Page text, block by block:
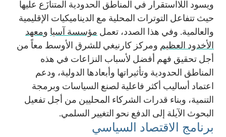
ويسود اللااستقرار في المناطق الحدودية المتنازَع عليها
حيث تتفاعل التوترات المحلية مع الديناميكيات الإقليمية
والعالمية. وفي هذا الصدد، تعمل مؤسسة آسيا ومعهد
الأخدود العظيم ومركز كارنيغي للشرق الأوسط معاً من
أجل تحقيق فهم أفضل لأسباب النزاعات في هذه
المناطق الحدودية وتأثيراتها وأبعادها الدولية، ودعم
اعتماد أساليب أكثر فاعلية لصنع السياسات وبرمجة
التنمية، وبناء قدرات الشركاء المحليين من أجل تفعيل
البحوث الآيلة إلى الدفع نحو التغيير السلمي.
برنامج الاقتصاد السياسي